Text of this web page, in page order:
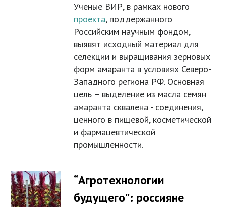
Ученые ВИР, в рамках нового
проекта, поддержанного
Российским научным фондом,
выявят исходный материал для
селекции и выращивания зерновых
форм амаранта в условиях Северо-
Западного региона РФ. Основная
цель – выделение из масла семян
амаранта сквалена - соединения,
ценного в пищевой, косметической
и фармацевтической
промышленности.
“Агротехнологии
будущего”: россияне